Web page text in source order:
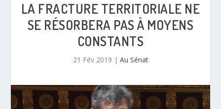
LA FRACTURE TERRITORIALE NE
SE RÉSORBERA PAS À MOYENS
CONSTANTS
21 Fév 2019 | Au Sénat